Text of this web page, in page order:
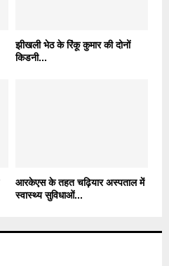
झीखली भेठ के रिंकू कुमार की दोनों
किडनी...
आरकेएस के तहत चढ़ियार अस्पताल में
स्वास्थ्य सुविधाओं...